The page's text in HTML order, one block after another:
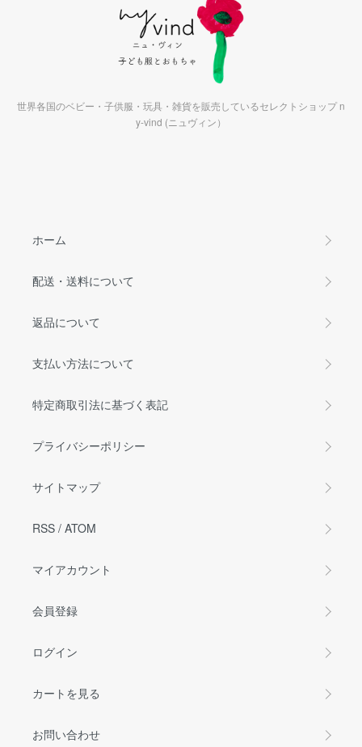
世界各国のベビー・子供服・玩具・雑貨を販売しているセレクトショップ n
y-vind (ニュヴィン）
ホーム
配送・送料について
返品について
支払い方法について
特定商取引法に基づく表記
プライバシーポリシー
サイトマップ
RSS / ATOM
マイアカウント
会員登録
ログイン
カートを見る
お問い合わせ